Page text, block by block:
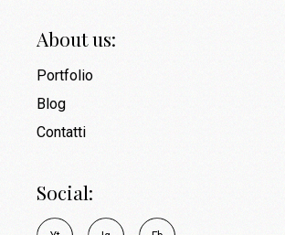
About us:
Portfolio
Blog
Contatti
Social: